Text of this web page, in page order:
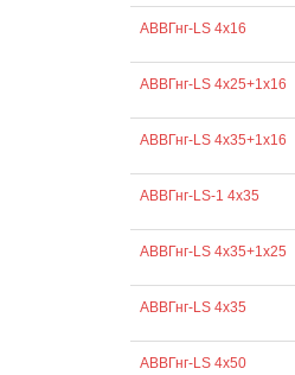
АВВГнг-LS 4х16
АВВГнг-LS 4х25+1х16
АВВГнг-LS 4х35+1х16
АВВГнг-LS-1 4х35
АВВГнг-LS 4х35+1х25
АВВГнг-LS 4х35
АВВГнг-LS 4х50